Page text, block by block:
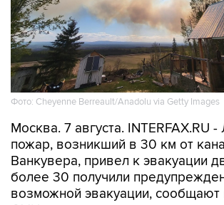
Фото: Cheyenne Berreault/Anadolu via Getty Images
Москва. 7 августа. INTERFAX.RU -
Ванкувера, привел к эвакуации
более 30 получили
возможной эвакуации, сообщают
СМИ.